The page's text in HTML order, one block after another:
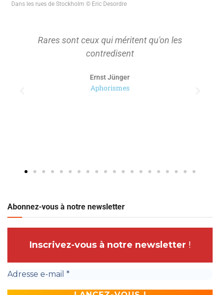
Dans les rues de Stockholm © Eric Desordre
Rares sont ceux qui méritent qu'on les
contredisent
Ernst Jünger
Aphorismes
Abonnez-vous à notre newsletter
Inscrivez-vous à notre newsletter !